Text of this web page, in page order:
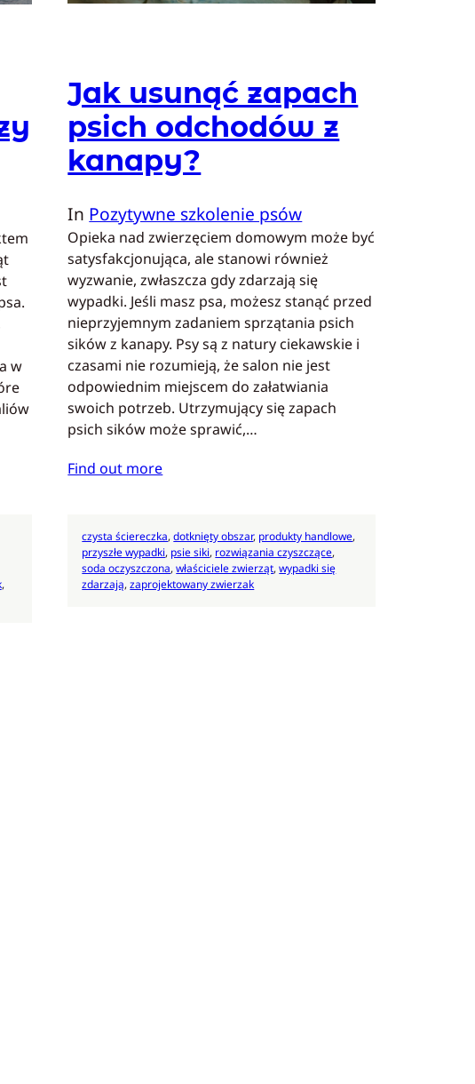
w
Jak usunąć zapach
psich odchodów z
kanapy?
In Pozytywne szkolenie psów
Opieka nad zwierzęciem domowym może być
satysfakcjonująca, ale stanowi również
wyzwanie, zwłaszcza gdy zdarzają się
wypadki. Jeśli masz psa, możesz stanąć przed
nieprzyjemnym zadaniem sprzątania psich
sików z kanapy. Psy są z natury ciekawskie i
czasami nie rozumieją, że salon nie jest
odpowiednim miejscem do załatwiania
swoich potrzeb. Utrzymujący się zapach
psich sików może sprawić,…
Find out more
czysta ściereczka, dotknięty obszar, produkty handlowe
przyszłe wypadki, psie siki, rozwiązania czyszczące
soda oczyszczona, właściciele zwierząt, wypadki się
zdarzają, zaprojektowany zwierzak